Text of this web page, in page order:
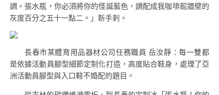
調。張水瓶，你必須將你的怪誕藍色，調配成我咖啡館牆壁的
灰度百分之五十一點二。」新手刺。
長春市某體育用品器材公司任務職員 岳汝靜：每一雙都
是依據活動員腳型細節定制化打造，高度貼合鞋身，處理了亞
洲活動員腳型與入口鞋不婚配的題目。